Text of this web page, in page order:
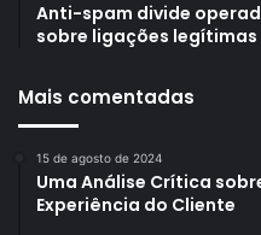
Anti-spam divide
sobre ligações legítimas
Mais comentadas
15 de agosto de 2024
Uma Análise Crítica
Experiência do Cliente